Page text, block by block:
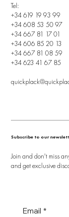
Tel:
+34 619 19 93 99
+34 608 53 50 97
+34 667 81 17 01
+34 606 85 20 13
+34 667 81 08 59
+34 623 41 67 85
Subscribe to our
Join and don't miss
and get exclusive
Email *